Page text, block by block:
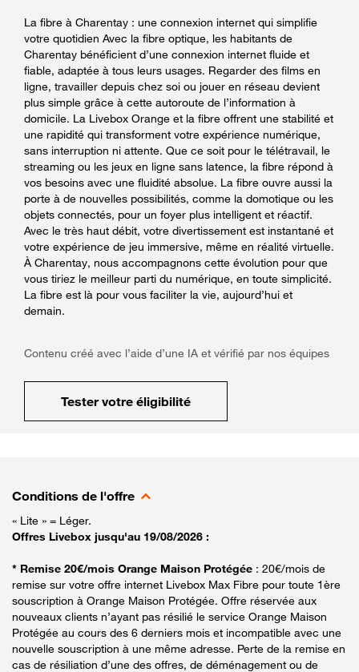
La fibre à Charentay : une connexion internet qui simplifie
votre quotidien Avec la fibre optique, les habitants de
Charentay bénéficient d’une connexion internet fluide et
fiable, adaptée à tous leurs usages. Regarder des films en
ligne, travailler depuis chez soi ou jouer en réseau devient
plus simple grâce à cette autoroute de l’information à
domicile. La Livebox Orange et la fibre offrent une stabilité et
une rapidité qui transforment votre expérience numérique,
sans interruption ni attente. Que ce soit pour le télétravail, le
streaming ou les jeux en ligne sans latence, la fibre répond à
vos besoins avec une fluidité absolue. La fibre ouvre aussi la
porte à de nouvelles possibilités, comme la domotique ou les
objets connectés, pour un foyer plus intelligent et réactif.
Avec le très haut débit, votre divertissement est instantané et
votre expérience de jeu immersive, même en réalité virtuelle.
À Charentay, nous accompagnons cette évolution pour que
vous tiriez le meilleur parti du numérique, en toute simplicité.
La fibre est là pour vous faciliter la vie, aujourd’hui et
demain.
Contenu créé avec l’aide d’une IA et vérifié par nos équipes
Tester votre éligibilité
Conditions de l'offre
« Lite » = Léger.
Offres Livebox jusqu'au 19/08/2026 :
* Remise 20€/mois Orange Maison Protégée : 20€/mois de
remise sur votre offre internet Livebox Max Fibre pour toute 1ère
souscription à Orange Maison Protégée. Offre réservée aux
nouveaux clients n’ayant pas résilié le service Orange Maison
Protégée au cours des 6 derniers mois et incompatible avec une
nouvelle souscription à une même adresse. Perte de la remise en
cas de résiliation d’une des offres, de déménagement ou de